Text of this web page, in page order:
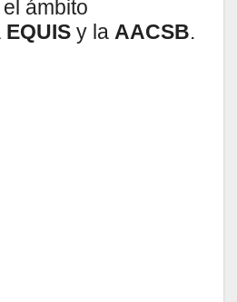
ámbito
EQUIS y la AACSB.